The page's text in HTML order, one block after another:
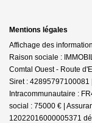
Mentions légales
Affichage des
Raison sociale :
Comtal Ouest - Route
Siret : 42895797100081
Intracommunautaire :
social : 75000 € |
12022016000005371